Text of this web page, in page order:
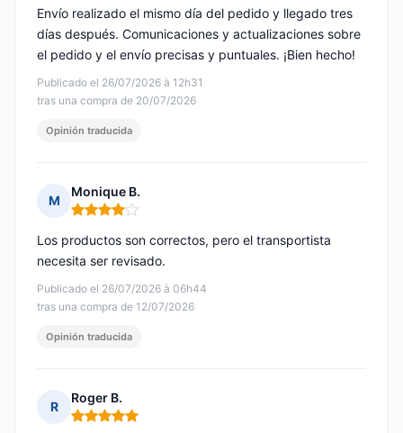
Publicado el 26/07/2026 à 12h31
tras una compra de 20/07/2026
Envío realizado el mismo día del pedido y llegado tres
días después. Comunicaciones y actualizaciones sobre
el pedido y el envío precisas y puntuales. ¡Bien hecho!
Opinión traducida
M
Monique B.
Nota: 4 de 5
Publicado el 26/07/2026 à 06h44
tras una compra de 12/07/2026
Los productos son correctos, pero el transportista
necesita ser revisado.
Opinión traducida
R
Roger B.
Nota: 5 de 5